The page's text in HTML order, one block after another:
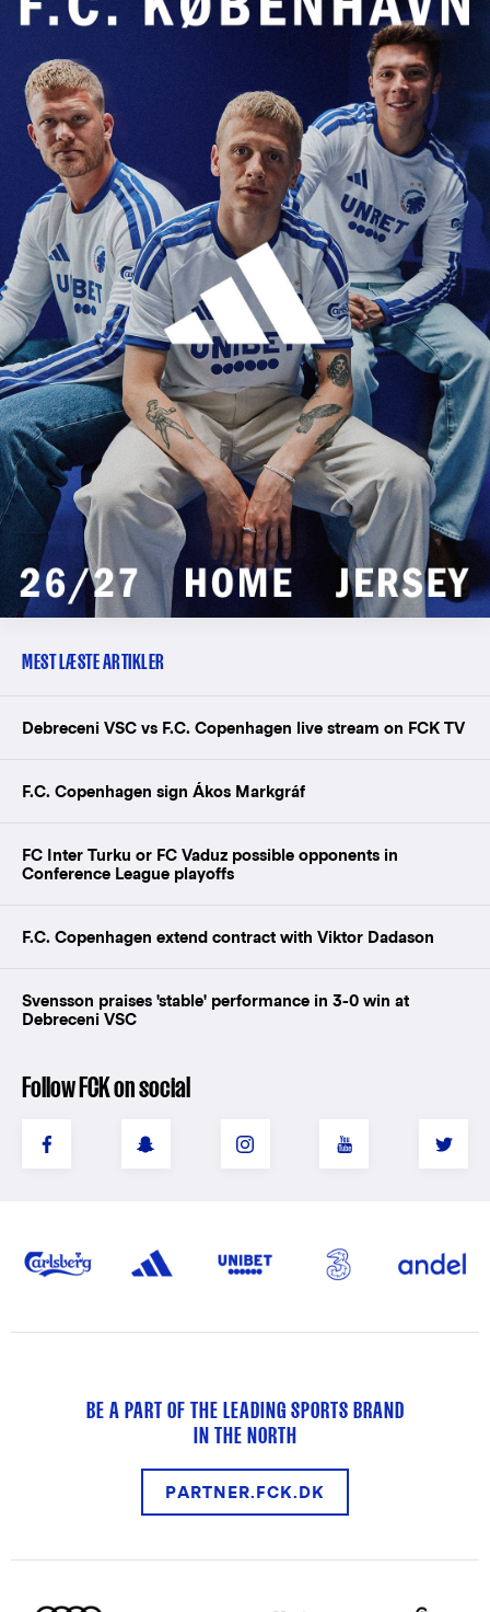
MEST LÆSTE ARTIKLER
Debreceni VSC vs F.C. Copenhagen live stream on FCK TV
F.C. Copenhagen sign Ákos Markgráf
FC Inter Turku or FC Vaduz possible opponents in
Conference League playoffs
F.C. Copenhagen extend contract with Viktor Dadason
Svensson praises 'stable' performance in 3-0 win at
Debreceni VSC
Follow FCK on social
BE A PART OF THE LEADING SPORTS BRAND
IN THE NORTH
PARTNER.FCK.DK